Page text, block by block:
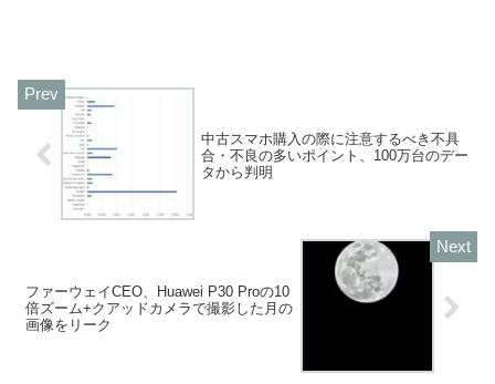
中古スマホ購入の際に注意するべき不具
合・不良の多いポイント、100万台のデー
タから判明
ファーウェイCEO、Huawei P30 Proの10
倍ズーム+クアッドカメラで撮影した月の
画像をリーク